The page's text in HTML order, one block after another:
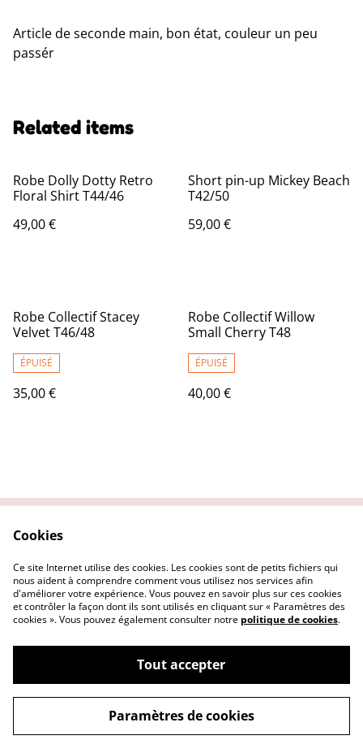
Article de seconde main, bon état, couleur un peu
passér
Related items
Robe Dolly Dotty Retro
Floral Shirt T44/46
49,00 €
Short pin-up Mickey Beach
T42/50
59,00 €
Robe Collectif Stacey
Velvet T46/48
ÉPUISÉ
35,00 €
Robe Collectif Willow
Small Cherry T48
ÉPUISÉ
40,00 €
Politique de
confidentialité
Politique Cookies
©2026Le Repaire des Pin-up
powered by
Cookies
Ce site Internet utilise des cookies. Les cookies sont de petits fichiers qui
nous aident à comprendre comment vous utilisez nos services afin
d'améliorer votre expérience. Vous pouvez en savoir plus sur ces cookies
et contrôler la façon dont ils sont utilisés en cliquant sur « Paramètres des
cookies ». Vous pouvez également consulter notre politique de cookies.
Tout accepter
Paramètres de cookies